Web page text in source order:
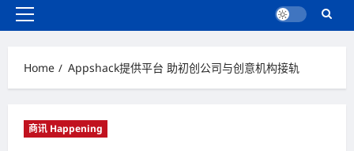
Primary
Home
Appshack提供平台 助初创公司与创意机构接轨
商讯 Happening